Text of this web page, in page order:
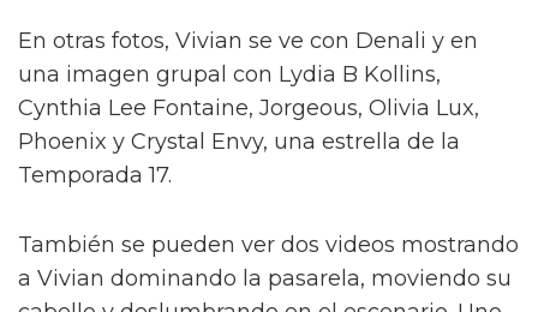
En otras fotos, Vivian se ve con Denali y en
una imagen grupal con Lydia B Kollins,
Cynthia Lee Fontaine, Jorgeous, Olivia Lux,
Phoenix y Crystal Envy, una estrella de la
Temporada 17.
También se pueden ver dos videos mostrando
a Vivian dominando la pasarela, moviendo su